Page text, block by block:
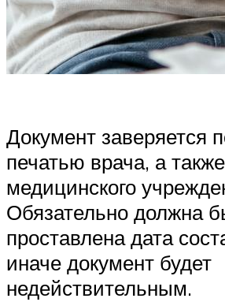
Документ заверяется
печатью врача, а
медицинского
Обязательно должна
проставлена дата
иначе документ будет
недействительным.